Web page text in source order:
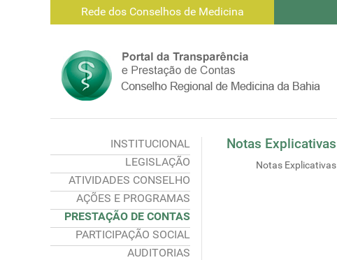
Rede dos Conselhos de Medicina
INSTITUCIONAL
LEGISLAÇÃO
ATIVIDADES CONSELHO
AÇÕES E PROGRAMAS
PRESTAÇÃO DE CONTAS
PARTICIPAÇÃO SOCIAL
AUDITORIAS
Notas Explicativas
Notas Explicativas